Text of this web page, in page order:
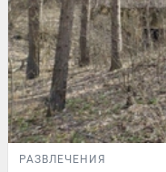
РАЗВЛЕЧЕНИЯ